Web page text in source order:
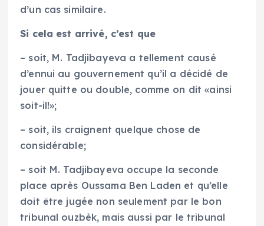
d’un cas similaire.
Si cela est arrivé, c’est que
– soit, M. Tadjibayeva a tellement causé
d’ennui au gouvernement qu’il a décidé de
jouer quitte ou double, comme on dit «ainsi
soit-il!»;
– soit, ils craignent quelque chose de
considérable;
– soit M. Tadjibayeva occupe la seconde
place après Oussama Ben Laden et qu’elle
doit être jugée non seulement par le bon
tribunal ouzbèk, mais aussi par le tribunal